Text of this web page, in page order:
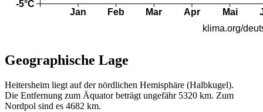
Geographische Lage
Heitersheim liegt auf der nördlichen Hemisphäre (Halbkugel).
Die Entfernung zum Äquator beträgt ungefähr 5320 km. Zum
Nordpol sind es 4682 km.